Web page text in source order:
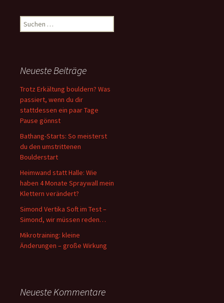
Suchen
nach:
Neueste Beiträge
Trotz Erkältung bouldern? Was
passiert, wenn du dir
stattdessen ein paar Tage
Pause gönnst
Bathang-Starts: So meisterst
du den umstrittenen
Boulderstart
Heimwand statt Halle: Wie
haben 4 Monate Spraywall mein
Klettern verändert?
Simond Vertika Soft im Test –
Simond, wir müssen reden…
Mikrotraining: kleine
Änderungen – große Wirkung
Neueste Kommentare